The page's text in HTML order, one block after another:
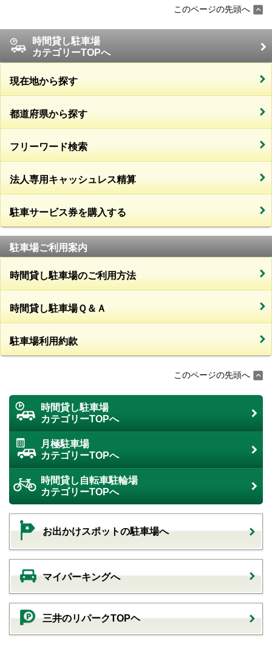
このページの先頭へ
時間貸し駐車場
カテゴリーTOPへ
現在地から探す
都道府県から探す
フリーワード検索
法人専用キャッシュレス精算
駐車サービス券を購入する
駐車場ご利用案内
時間貸し駐車場のご利用方法
時間貸し駐車場Ｑ＆Ａ
駐車場利用約款
このページの先頭へ
時間貸し駐車場
カテゴリーTOPへ
月極駐車場
カテゴリーTOPへ
時間貸し自転車駐輪場
カテゴリーTOPへ
お出かけスポットの駐車場へ
マイパーキングへ
三井のリパークTOPヘ